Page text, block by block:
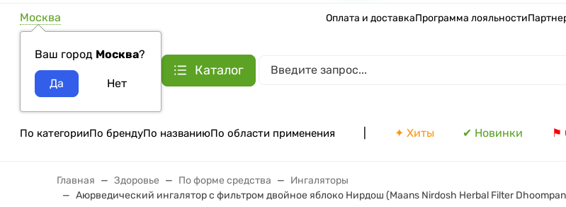
Москва
Ваш город Москва?
Оплата и доставкаПрограмма лояльности
Каталог
По категорииПо брендуПо названиюПо области применения ✦ Хиты ✔ Новинки ⚑
Главная Здоровье По форме средства
Ингаляторы
Аюрведический ингалятор с фильтром двойное яблоко Нирдош (Maans Nirdosh Herbal Filter